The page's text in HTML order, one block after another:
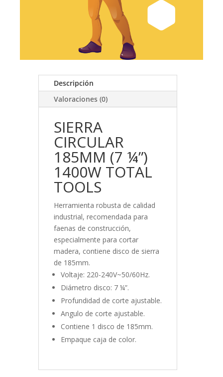
Descripción
Valoraciones (0)
SIERRA
CIRCULAR
185MM (7 ¼”)
1400W TOTAL
TOOLS
Herramienta robusta de calidad
industrial, recomendada para
faenas de construcción,
especialmente para cortar
madera, contiene disco de sierra
de 185mm.
Voltaje: 220-240V~50/60Hz.
Diámetro disco: 7 ¼”.
Profundidad de corte ajustable.
Angulo de corte ajustable.
Contiene 1 disco de 185mm.
Empaque caja de color.